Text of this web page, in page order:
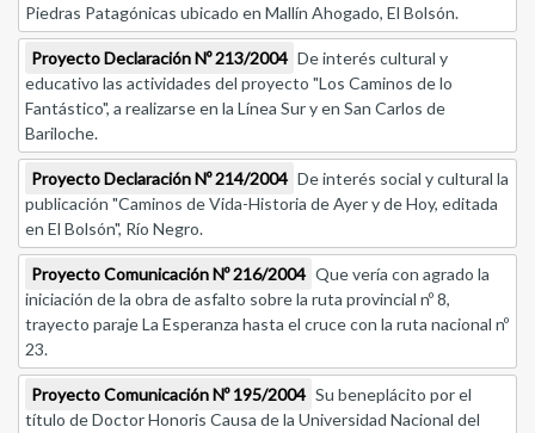
Piedras Patagónicas ubicado en Mallín Ahogado, El Bolsón.
Proyecto Declaración Nº 213/2004 De interés cultural y
educativo las actividades del proyecto "Los Caminos de lo
Fantástico", a realizarse en la Línea Sur y en San Carlos de
Bariloche.
Proyecto Declaración Nº 214/2004 De interés social y cultural la
publicación "Caminos de Vida-Historia de Ayer y de Hoy, editada
en El Bolsón", Río Negro.
Proyecto Comunicación Nº 216/2004 Que vería con agrado la
iniciación de la obra de asfalto sobre la ruta provincial nº 8,
trayecto paraje La Esperanza hasta el cruce con la ruta nacional nº
23.
Proyecto Comunicación Nº 195/2004 Su beneplácito por el
título de Doctor Honoris Causa de la Universidad Nacional del